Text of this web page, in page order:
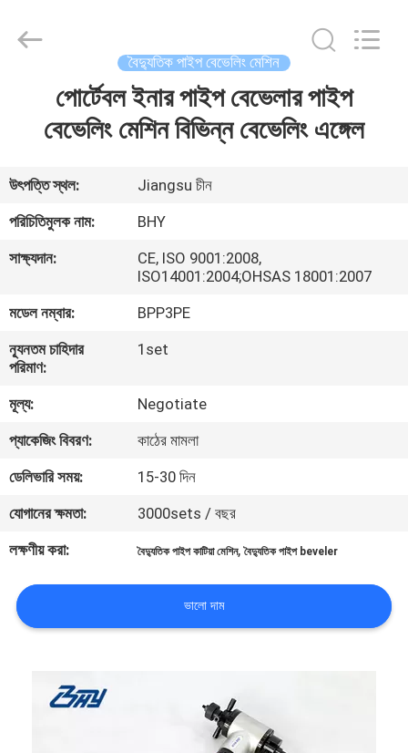
আমাদের
সম্পর্কে
কারখানা
ভ্রমণ
মান
নিয়ন্ত্রণ
সাইটম্যাপ
গোপনীয়তা
নীতি
Engineering
Material
বৈদ্যুতিক পাইপ বেভেলিং মেশিন
পোর্টেবল ইনার পাইপ বেভেলার পাইপ
বেভেলিং মেশিন বিভিন্ন বেভেলিং এঙ্গেল
উৎপত্তি স্থল:
Jiangsu চীন
পরিচিতিমুলক নাম:
BHY
সাক্ষ্যদান:
CE, ISO 9001:2008,
ISO14001:2004;OHSAS 18001:2007
মডেল নম্বার:
BPP3PE
ন্যূনতম চাহিদার
পরিমাণ:
1set
মূল্য:
Negotiate
প্যাকেজিং বিবরণ:
কাঠের মামলা
ডেলিভারি সময়:
15-30 দিন
যোগানের ক্ষমতা:
3000sets / বছর
লক্ষণীয় করা:
বৈদ্যুতিক পাইপ কাটিয়া মেশিন,বৈদ্যুতিক পাইপ beveler
ভালো দাম